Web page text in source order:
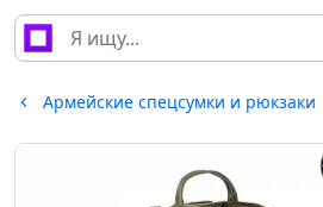
Армейские спецсумки и рюкзаки